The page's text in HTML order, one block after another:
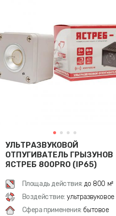
УЛЬТРАЗВУКОВОЙ
ОТПУГИВАТЕЛЬ ГРЫЗУНОВ
ЯСТРЕБ 800PRO (IP65)
Площадь действия: до 800 м²
Воздействие: ультразвуковое
Сфера применения: бытовое